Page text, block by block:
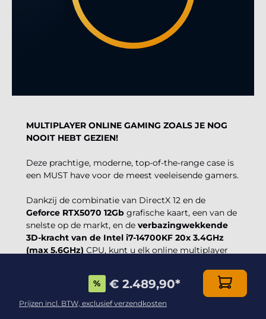
MULTIPLAYER ONLINE GAMING ZOALS JE NOG
NOOIT HEBT GEZIEN!
Deze prachtige, moderne, top-of-the-range case is
een MUST have voor de meest veeleisende gamers.
Dankzij de combinatie van DirectX 12 en de
Geforce RTX5070 12Gb grafische kaart, een van de
snelste op de markt, en de verbazingwekkende
3D-kracht van de Intel i7-14700KF 20x 3.4GHz
(max 5.6GHz) CPU, kunt u elk online multiplayer
met adembenemende 3D-effecten en vloeiendheid!
Dankzij de efficiënte prestaties van elk onderdeel,
in het bijzonder de80+ gecertificeerde voeding,
% € 2.489,90*
Prijzen incl. BTW, exclusief verzendkosten